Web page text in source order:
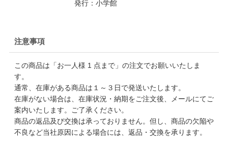
発行：小学館
注意事項
この商品は「お一人様 1 点まで」の注文でお願いいたしま
す。
通常、在庫がある商品は１～３日で発送いたします。
在庫がない場合は、在庫状況・納期をご注文後、メールにてご
案内いたします。ご了承ください。
商品の返品及び交換は承っておりません。但し、商品の欠陥や
不良など当社原因による場合には、返品・交換を承ります。